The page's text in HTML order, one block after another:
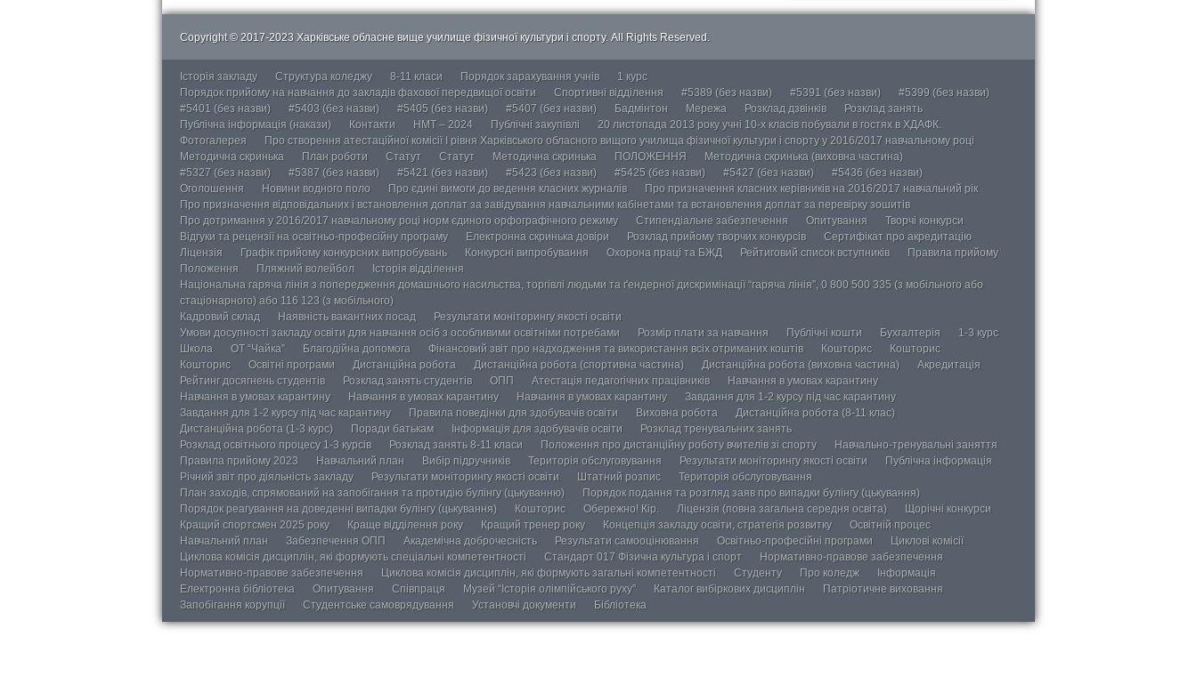
Copyright © 2017-2023 Харківське обласне вище училище фізичної культури і спорту. All Rights Reserved.
Історія закладу Структура коледжу 8-11 класи Порядок зарахування учнів
1 курс
Порядок прийому на навчання до закладів фахової передвищої освіти
Спортивні відділення #5389 (без назви) #5391 (без назви)
#5399 (без назви)
#5401 (без назви)
#5403 (без назви) #5405 (без назви) #5407 (без назви) Бадмінтон Мережа Розклад дзвінків
Розклад занять
Публічна інформація (накази)
Контакти НМТ – 2024 Публічні закупівлі
20 листопада 2013 року учні 10-х класів побували в гостях в ХДАФК.
Фотогалерея
Про створення атестаційної комісії І рівня Харківського обласного вищого училища фізичної культури і спорту у 2016/2017 навчальному році
Методична скринька
План роботи Статут Статут Методична скринька ПОЛОЖЕННЯ
Методична скринька (виховна частина)
#5327 (без назви)
#5387 (без назви) #5421 (без назви) #5423 (без назви) #5425 (без назви) #5427 (без назви)
#5436 (без назви)
Оголошення
Новини водного поло Про єдині вимоги до ведення класних журналів
Про призначення класних керівників на 2016/2017 навчальний рік
Про призначення відповідальних і встановлення доплат за завідування навчальними кабінетами та встановлення доплат за перевірку зошитів
Про дотримання у 2016/2017 навчальному році норм єдиного орфографічного режиму
Стипендіальне забезпечення Опитування
Творчі конкурси
Відгуки та рецензії на освітньо-професійну програму
Електронна скринька довіри Розклад прийому творчих конкурсів
Сертифікат про акредитацію
Ліцензія
Графік прийому конкурсних випробувань Конкурсні випробування Охорона праці та БЖД Рейтиговий список вступників
Правила прийому
Положення
Пляжний волейбол
Історія відділення
Національна гаряча лінія з попередження домашнього насильства, торгівлі людьми та ґендерної дискримінації “гаряча лінія”, 0 800 500 335 (з мобільного або
стаціонарного) або 116 123 (з мобільного)
Кадровий склад
Наявність вакантних посад
Результати моніторингу якості освіти
Умови досупності закладу освіти для навчання осіб з особливими освітніми потребами
Розмір плати за навчання Публічні кошти Бухгалтерія
1-3 курс
Школа
ОТ “Чайка” Благодійна допомога Фінансовий звіт про надходження та використання всіх отриманих коштів Кошторис
Кошторис
Кошторис
Освітні програми Дистанційна робота Дистанційна робота (спортивна частина) Дистанційна робота (виховна частина)
Акредитація
Рейтинг досягнень студентів
Розклад занять студентів ОПП Атестація педагогічних працівників
Навчання в умовах карантину
Навчання в умовах карантину
Навчання в умовах карантину Навчання в умовах карантину
Завдання для 1-2 курсу під час карантину
Завдання для 1-2 курсу під час карантину
Правила поведінки для здобувачів освіти Виховна робота
Дистанційна робота (8-11 клас)
Дистанційна робота (1-3 курс)
Поради батькам Інформація для здобувачів освіти
Розклад тренувальних занять
Розклад освітнього процесу 1-3 курсів
Розклад занять 8-11 класи Положення про дистанційну роботу вчителів зі спорту
Навчально-тренувальні заняття
Правила прийому 2023
Навчальний план Вибір підручників Територія обслуговування Результати моніторингу якості освіти
Публічна інформація
Річний звіт про діяльність закладу
Результати моніторингу якості освіти Штатний розпис
Територія обслуговування
План заходів, спрямований на запобігання та протидію булінгу (цькуванню)
Порядок подання та розгляд заяв про випадки булінгу (цькування)
Порядок реагування на доведенні випадки булінгу (цькування)
Кошторис Обережно! Кір. Ліцензія (повна загальна середня освіта)
Щорічні конкурси
Кращий спортсмен 2025 року
Краще відділення року Кращий тренер року Концепція закладу освіти, стратегія розвитку
Освітній процес
Навчальний план
Забезпечення ОПП Академічна доброчесність Результати самооцінювання Освітньо-професійні програми
Циклові комісії
Циклова комісія дисциплін, які формують спеціальні компетентності
Стандарт 017 Фізична культура і спорт
Нормативно-правове забезпечення
Нормативно-правове забезпечення
Циклова комісія дисциплін, які формують загальні компетентності Студенту Про коледж
Інформація
Електронна бібліотека
Опитування Співпраця Музей “Історія олімпійського руху” Каталог вибіркових дисциплін
Патріотичне виховання
Запобігання корупції
Студентське самоврядування Установчі документи Бібліотека